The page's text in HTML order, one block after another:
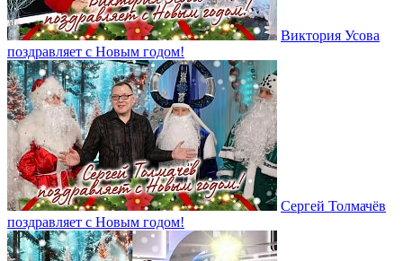
Виктория Усова
поздравляет с Новым годом!
Сергей Толмачёв
поздравляет с Новым годом!